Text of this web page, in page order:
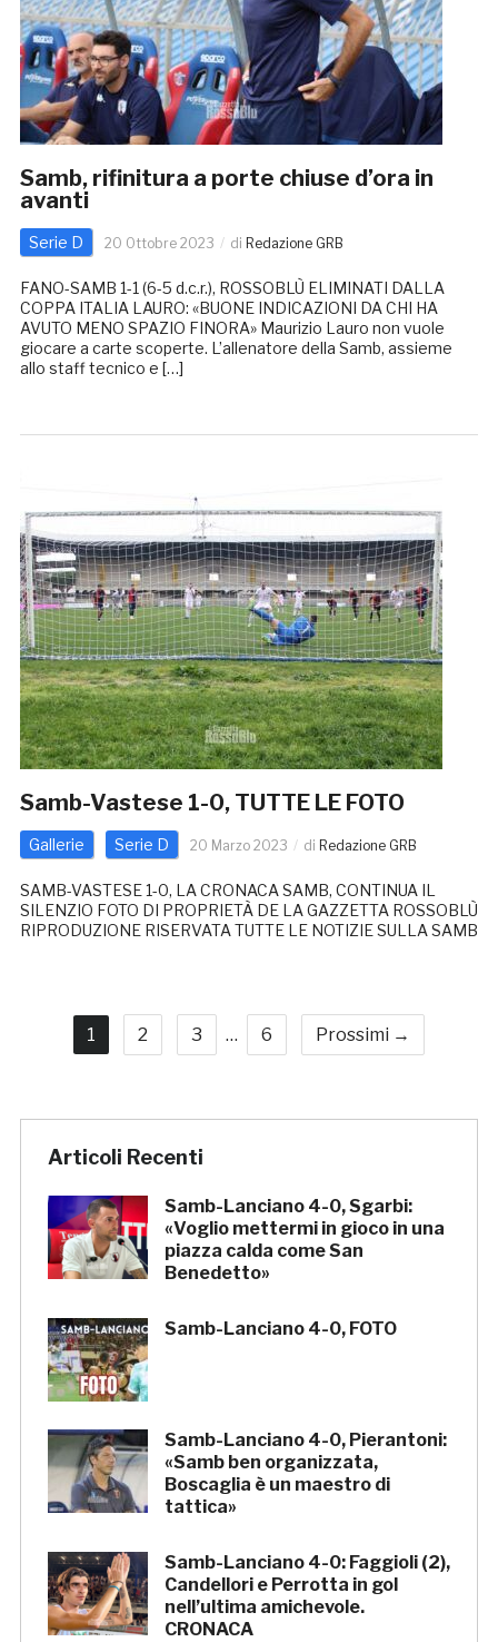
Samb, rifinitura a porte chiuse d’ora in
avanti
Serie D 20 Ottobre 2023 di Redazione GRB
FANO-SAMB 1-1 (6-5 d.c.r.), ROSSOBLÙ ELIMINATI DALLA
COPPA ITALIA LAURO: «BUONE INDICAZIONI DA CHI HA
AVUTO MENO SPAZIO FINORA» Maurizio Lauro non vuole
giocare a carte scoperte. L’allenatore della Samb, assieme
allo staff tecnico e […]
Samb-Vastese 1-0, TUTTE LE FOTO
Gallerie Serie D 20 Marzo 2023 di Redazione GRB
SAMB-VASTESE 1-0, LA CRONACA SAMB, CONTINUA IL
SILENZIO FOTO DI PROPRIETÀ DE LA GAZZETTA ROSSOBLÙ
RIPRODUZIONE RISERVATA TUTTE LE NOTIZIE SULLA SAMB
1 2 3 … 6 Prossimi →
Articoli Recenti
Samb-Lanciano 4-0, Sgarbi:
«Voglio mettermi in gioco in una
piazza calda come San
Benedetto»
Samb-Lanciano 4-0, FOTO
Samb-Lanciano 4-0, Pierantoni:
«Samb ben organizzata,
Boscaglia è un maestro di
tattica»
Samb-Lanciano 4-0: Faggioli (2),
Candellori e Perrotta in gol
nell’ultima amichevole.
CRONACA